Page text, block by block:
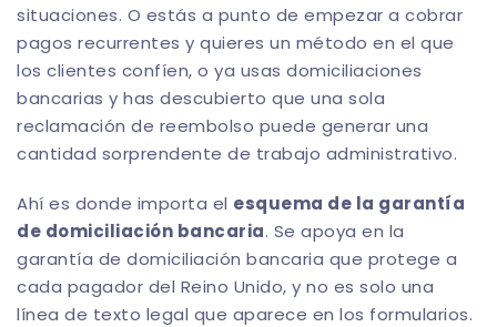
situaciones. O estás a punto de empezar a cobrar
pagos recurrentes y quieres un método en el que
los clientes confíen, o ya usas domiciliaciones
bancarias y has descubierto que una sola
reclamación de reembolso puede generar una
cantidad sorprendente de trabajo administrativo.
Ahí es donde importa el esquema de la garantía
de domiciliación bancaria. Se apoya en la
garantía de domiciliación bancaria que protege a
cada pagador del Reino Unido, y no es solo una
línea de texto legal que aparece en los formularios.